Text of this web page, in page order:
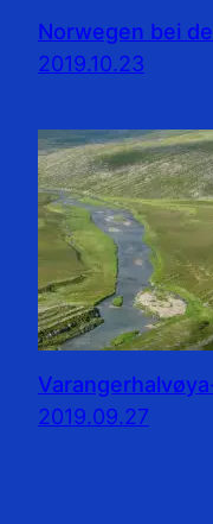
Norwegen bei
2019.10.23
2019.09.27